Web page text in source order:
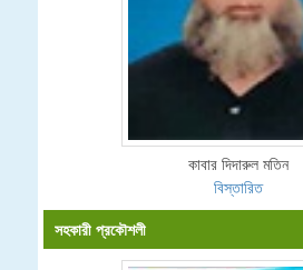
কাবার দিদারুল মতিন
বিস্তারিত
সহকারী প্রকৌশলী